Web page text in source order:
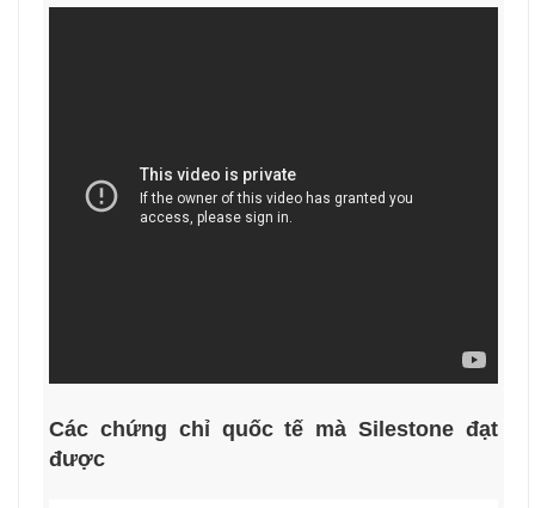
Các chứng chỉ quốc tế mà Silestone đạt
được